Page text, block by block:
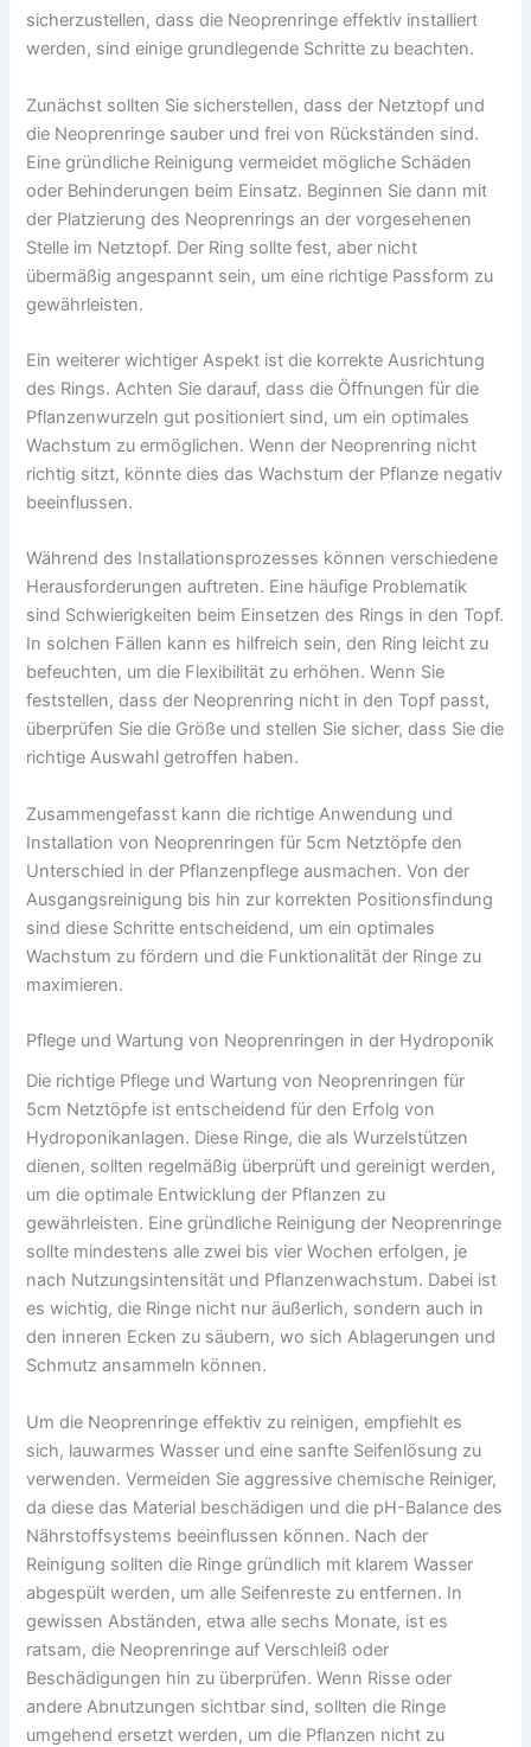
sicherzustellen, dass die Neoprenringe effektiv installiert
werden, sind einige grundlegende Schritte zu beachten.
Zunächst sollten Sie sicherstellen, dass der Netztopf und
die Neoprenringe sauber und frei von Rückständen sind.
Eine gründliche Reinigung vermeidet mögliche Schäden
oder Behinderungen beim Einsatz. Beginnen Sie dann mit
der Platzierung des Neoprenrings an der vorgesehenen
Stelle im Netztopf. Der Ring sollte fest, aber nicht
übermäßig angespannt sein, um eine richtige Passform zu
gewährleisten.
Ein weiterer wichtiger Aspekt ist die korrekte Ausrichtung
des Rings. Achten Sie darauf, dass die Öffnungen für die
Pflanzenwurzeln gut positioniert sind, um ein optimales
Wachstum zu ermöglichen. Wenn der Neoprenring nicht
richtig sitzt, könnte dies das Wachstum der Pflanze negativ
beeinflussen.
Während des Installationsprozesses können verschiedene
Herausforderungen auftreten. Eine häufige Problematik
sind Schwierigkeiten beim Einsetzen des Rings in den Topf.
In solchen Fällen kann es hilfreich sein, den Ring leicht zu
befeuchten, um die Flexibilität zu erhöhen. Wenn Sie
feststellen, dass der Neoprenring nicht in den Topf passt,
überprüfen Sie die Größe und stellen Sie sicher, dass Sie die
richtige Auswahl getroffen haben.
Zusammengefasst kann die richtige Anwendung und
Installation von Neoprenringen für 5cm Netztöpfe den
Unterschied in der Pflanzenpflege ausmachen. Von der
Ausgangsreinigung bis hin zur korrekten Positionsfindung
sind diese Schritte entscheidend, um ein optimales
Wachstum zu fördern und die Funktionalität der Ringe zu
maximieren.
Pflege und Wartung von Neoprenringen in der Hydroponik
Die richtige Pflege und Wartung von Neoprenringen für
5cm Netztöpfe ist entscheidend für den Erfolg von
Hydroponikanlagen. Diese Ringe, die als Wurzelstützen
dienen, sollten regelmäßig überprüft und gereinigt werden,
um die optimale Entwicklung der Pflanzen zu
gewährleisten. Eine gründliche Reinigung der Neoprenringe
sollte mindestens alle zwei bis vier Wochen erfolgen, je
nach Nutzungsintensität und Pflanzenwachstum. Dabei ist
es wichtig, die Ringe nicht nur äußerlich, sondern auch in
den inneren Ecken zu säubern, wo sich Ablagerungen und
Schmutz ansammeln können.
Um die Neoprenringe effektiv zu reinigen, empfiehlt es
sich, lauwarmes Wasser und eine sanfte Seifenlösung zu
verwenden. Vermeiden Sie aggressive chemische Reiniger,
da diese das Material beschädigen und die pH-Balance des
Nährstoffsystems beeinflussen können. Nach der
Reinigung sollten die Ringe gründlich mit klarem Wasser
abgespült werden, um alle Seifenreste zu entfernen. In
gewissen Abständen, etwa alle sechs Monate, ist es
ratsam, die Neoprenringe auf Verschleiß oder
Beschädigungen hin zu überprüfen. Wenn Risse oder
andere Abnutzungen sichtbar sind, sollten die Ringe
umgehend ersetzt werden, um die Pflanzen nicht zu